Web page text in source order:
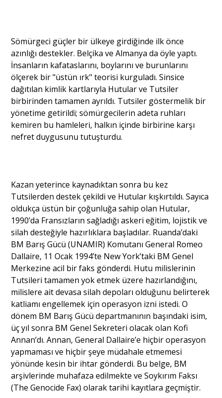
Sömürgeci güçler bir ülkeye girdiğinde ilk önce
azınlığı destekler. Belçika ve Almanya da öyle yaptı.
İnsanların kafataslarını, boylarını ve burunlarını
ölçerek bir "üstün ırk" teorisi kurguladı. Sinsice
dağıtılan kimlik kartlarıyla Hutular ve Tutsiler
birbirinden tamamen ayrıldı. Tutsiler göstermelik bir
yönetime getirildi; sömürgecilerin adeta ruhları
kemiren bu hamleleri, halkın içinde birbirine karşı
nefret duygusunu tutuşturdu.
Kazan yeterince kaynadıktan sonra bu kez
Tutsilerden destek çekildi ve Hutular kışkırtıldı. Sayıca
oldukça üstün bir çoğunluğa sahip olan Hutular,
1990’da Fransızların sağladığı askeri eğitim, lojistik ve
silah desteğiyle hazırlıklara başladılar. Ruanda’daki
BM Barış Gücü (UNAMIR) Komutanı General Romeo
Dallaire, 11 Ocak 1994’te New York’taki BM Genel
Merkezine acil bir faks gönderdi. Hutu milislerinin
Tutsileri tamamen yok etmek üzere hazırlandığını,
milislere ait devasa silah depoları olduğunu belirterek
katliamı engellemek için operasyon izni istedi. O
dönem BM Barış Gücü departmanının başındaki isim,
üç yıl sonra BM Genel Sekreteri olacak olan Kofi
Annan’dı. Annan, General Dallaire’e hiçbir operasyon
yapmaması ve hiçbir şeye müdahale etmemesi
yönünde kesin bir ihtar gönderdi. Bu belge, BM
arşivlerinde muhafaza edilmekte ve Soykırım Faksı
(The Genocide Fax) olarak tarihi kayıtlara geçmiştir.